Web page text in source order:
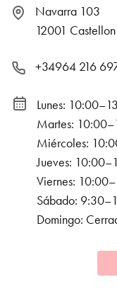
Navarra 103
12001
+34964 216
Lunes:
Martes:
Miércoles:
Jueves:
Viernes:
Sábado:
Domingo: